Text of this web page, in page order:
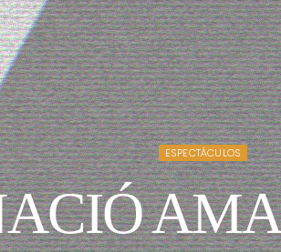
ESPECTÁCULOS